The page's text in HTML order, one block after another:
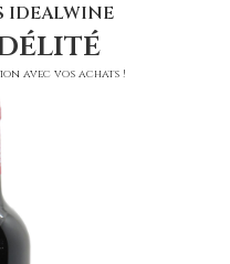
IDEALWINE
avec vos achats !